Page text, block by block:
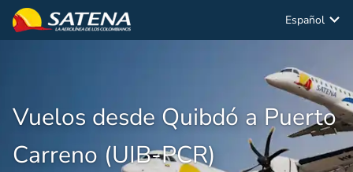
Español
Vuelos desde Quibdó a Puerto
Carreno (UIB-PCR)